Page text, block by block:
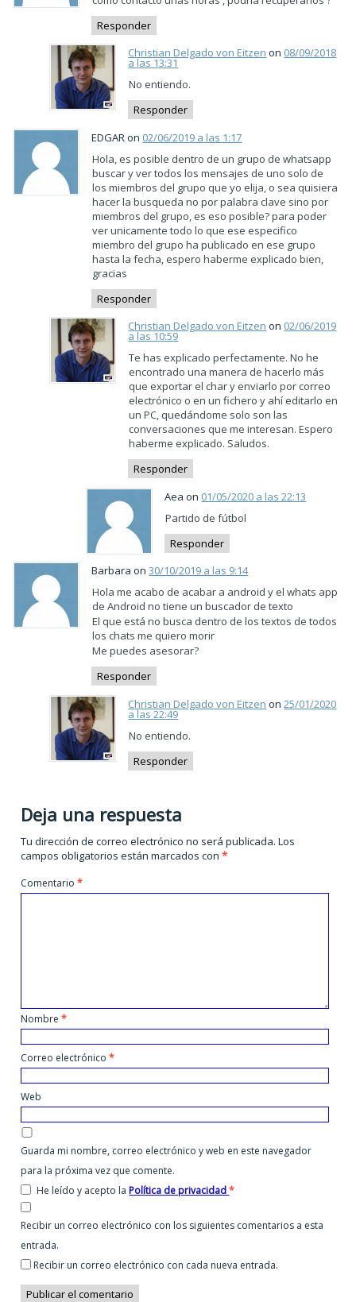
Responder
Christian Delgado von Eitzen on 08/09/2018
a las 13:31
No entiendo.
Responder
EDGAR on 02/06/2019 a las 1:17
Hola, es posible dentro de un grupo de whatsapp
buscar y ver todos los mensajes de uno solo de
los miembros del grupo que yo elija, o sea quisiera
hacer la busqueda no por palabra clave sino por
miembros del grupo, es eso posible? para poder
ver unicamente todo lo que ese especifico
miembro del grupo ha publicado en ese grupo
hasta la fecha, espero haberme explicado bien,
gracias
Responder
Christian Delgado von Eitzen on 02/06/2019
a las 10:59
Te has explicado perfectamente. No he
encontrado una manera de hacerlo más
que exportar el char y enviarlo por correo
electrónico o en un fichero y ahí editarlo en
un PC, quedándome solo son las
conversaciones que me interesan. Espero
haberme explicado. Saludos.
Responder
Aea on 01/05/2020 a las 22:13
Partido de fútbol
Responder
Barbara on30/10/2019 a las 9:14
Hola me acabo de acabar a android y el whats app
de Android no tiene un buscador de texto
El que está no busca dentro de los textos de todos
los chats me quiero morir
Me puedes asesorar?
Responder
Christian Delgado von Eitzen on25/01/2020
a las 22:49
No entiendo.
Responder
Deja una respuesta
Tu dirección de correo electrónico no será publicada. Los
campos obligatorios están marcados con*
Comentario*
Nombre*
Correo electrónico*
Web
Guarda mi nombre, correo electrónico y web en este navegador
para la próxima vez que comente.
He leído y acepto laPolítica de privacidad*
Recibir un correo electrónico con los siguientes comentarios a esta
entrada.
Recibir un correo electrónico con cada nueva entrada.